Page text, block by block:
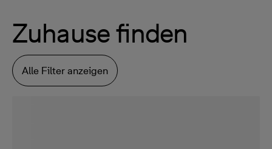
Zuhause finden
Alle Filter anzeigen